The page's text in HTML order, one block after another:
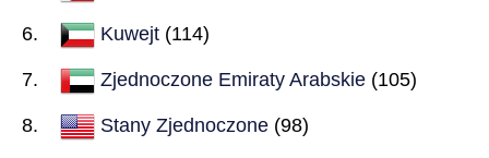
Kuwejt (114)
Zjednoczone Emiraty Arabskie (105)
Stany Zjednoczone (98)